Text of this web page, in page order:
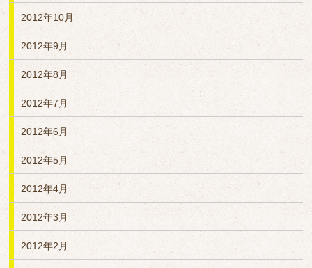
2012年10月
2012年9月
2012年8月
2012年7月
2012年6月
2012年5月
2012年4月
2012年3月
2012年2月